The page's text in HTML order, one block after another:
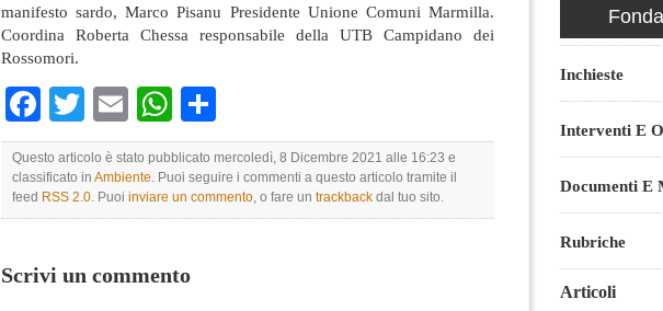
manifesto sardo, Marco Pisanu Presidente Unione Comuni Marmilla.
Coordina Roberta Chessa responsabile della UTB Campidano dei
Rossomori.
Facebook
TwitterEmailWhatsApp
Questo articolo è stato pubblicato mercoledì, 8 Dicembre 2021 alle 16:23 e
classificato in Ambiente. Puoi seguire i commenti a questo articolo tramite il
feed RSS 2.0. Puoi inviare un commento, o fare un trackback dal tuo sito.
Scrivi un commento
Inchieste
Interventi E
Documenti E
Rubriche
Articoli